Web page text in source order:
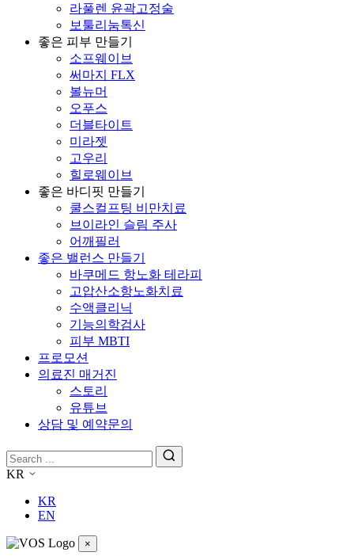
라풀렌 윤곽고정술
보툴리눔톡신
좋은 피부 만들기
소프웨이브
써마지 FLX
볼뉴머
오푸스
더블타이트
미라젯
고우리
힐로웨이브
좋은 바디핏 만들기
쿨스컬프팅 비만치료
브이라인 슬림 주사
어깨필러
좋은 밸런스 만들기
바쿠메드 항노화 테라피
고압산소항노화치료
수액클리닉
기능의학검사
피부 MBTI
프로모션
의료진 매거진
스토리
유튜브
상담 및 예약문의
KR
KR
EN
×